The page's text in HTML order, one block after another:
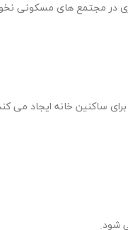
در مجتمع های مسکونی
ساکنین خانه ایجاد می
شود.